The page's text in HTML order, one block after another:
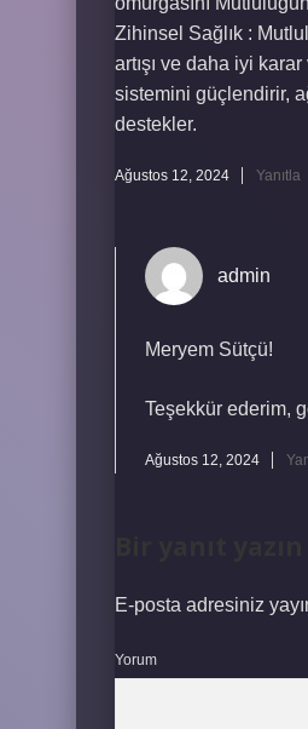
Zihinsel Sağlık :
artışı ve daha iyi
sistemini güçlendirir,
destekler.
Ağustos 12, 2024 Yanıtla
admin
Meryem Sütçü!
Teşekkür ederim,
Ağustos 12, 2024
E-posta adresiniz
Yorum